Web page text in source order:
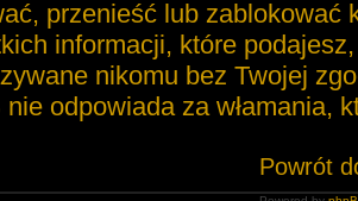
przenieść lub zablokować
informacji, które
nikomu bez Twojej
nie odpowiada za włamania,
Powrót